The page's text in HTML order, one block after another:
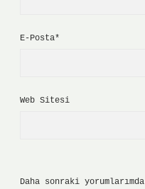
E-Posta*
Web Sitesi
Daha sonraki